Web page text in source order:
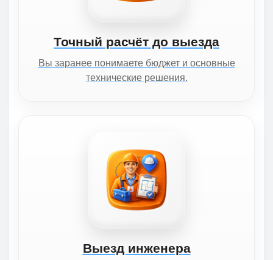
Точный расчёт до выезда
Вы заранее понимаете бюджет и основные
технические решения.
Выезд инженера